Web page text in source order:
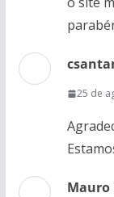
25 de
Mauro